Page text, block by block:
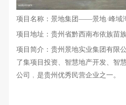
项目名称：景地集团 ——景地·峰域
项目地址：贵州省黔西南布依族苗
项目简介：贵州景地实业集团有限公
了集项目投资、智慧地产开发、智
公司﹐是贵州优秀民营企业之一。